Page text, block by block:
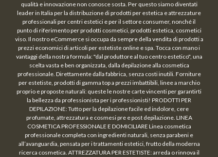
qualità e innovazione non conosce sosta. Per questo siamo diventati
leader in Italia per la distribuzione di prodotti per estetica e attrezzature
professionali per centri estetici e per il settore consumer, nonché il
punto di riferimento per prodotti cosmetici, prodotti estetica, cosmetici
viso. Il nostro eCommerce si occupa da sempre della vendita di prodotti a
prezzi economici di articoli per estetiste online e spa. Tocca con mano i
vantaggi della nostra formula: "dal produttore al tuo centro estetico", una
scelta vasta e ben organizzata, dalla depilazione alla cosmetica
professionale. Direttamente dalla fabbrica, senza costi inutili. Forniture
per estetiste, prodotti di gamma top a prezzi imbattibili, linee a marchio
proprio e proposte naturali: queste le nostre carte vincenti per garantirti
la bellezza da professionista per i professionisti! PRODOTTI PER
DEPILAZIONE: Tutto per la depilazione facile ed indolore, cere
profumate, attrezzatura e cosmesi pre e post depilazione. LINEA
COSMETICA PROFESSIONALE E DOMICILIARE Linea cosmetica
professionale completa con ingredienti naturali, senza parabeni e
all’avanguardia, pensata per i trattamenti estetici, frutto della moderna
ricerca cosmetica. ATTREZZATURA PER ESTETISTE: arreda o rinnova il